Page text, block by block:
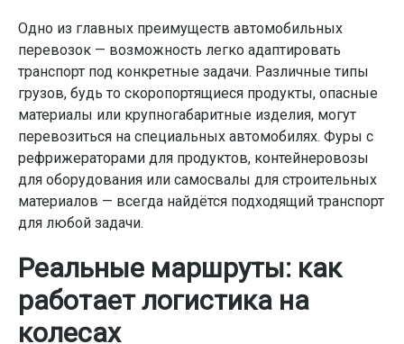
Одно из главных преимуществ автомобильных
перевозок — возможность легко адаптировать
транспорт под конкретные задачи. Различные типы
грузов, будь то скоропортящиеся продукты, опасные
материалы или крупногабаритные изделия, могут
перевозиться на специальных автомобилях. Фуры с
рефрижераторами для продуктов, контейнеровозы
для оборудования или самосвалы для строительных
материалов — всегда найдётся подходящий транспорт
для любой задачи.
Реальные маршруты: как
работает логистика на
колесах